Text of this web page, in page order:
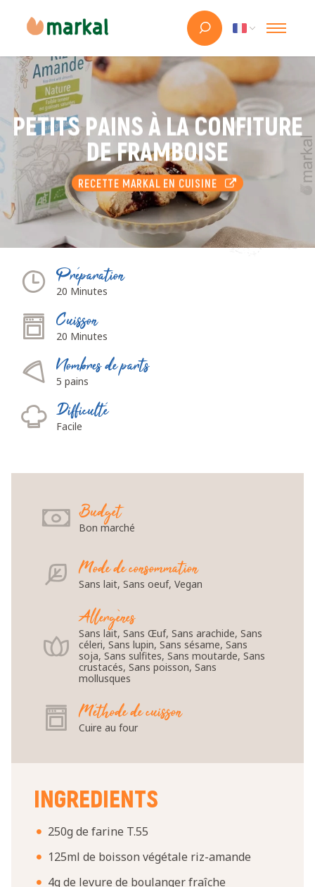
PETITS PAINS À LA CONFITURE
DE FRAMBOISE
RECETTE MARKAL EN CUISINE
Préparation
20 Minutes
Cuisson
20 Minutes
Nombres de parts
5 pains
Difficulté
Facile
Budget
Bon marché
Mode de consommation
Sans lait, Sans oeuf, Vegan
Allergènes
Sans lait, Sans Œuf, Sans arachide, Sans
céleri, Sans lupin, Sans sésame, Sans
soja, Sans sulfites, Sans moutarde, Sans
crustacés, Sans poisson, Sans
mollusques
Méthode de cuisson
Cuire au four
INGREDIENTS
250g de farine T.55
125ml de boisson végétale riz-amande
4g de levure de boulanger fraîche